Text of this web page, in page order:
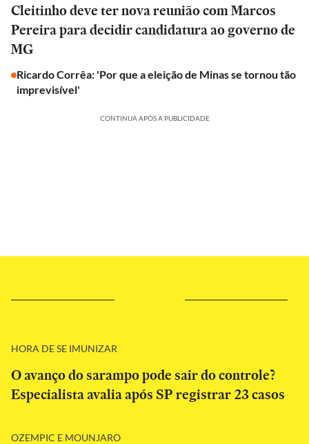
Cleitinho deve ter nova reunião com Marcos
Pereira para decidir candidatura ao governo de
MG
Ricardo Corrêa: 'Por que a eleição de Minas se tornou tão
imprevisível'
CONTINUA APÓS A PUBLICIDADE
HORA DE SE IMUNIZAR
O avanço do sarampo pode sair do controle?
Especialista avalia após SP registrar 23 casos
OZEMPIC E MOUNJARO